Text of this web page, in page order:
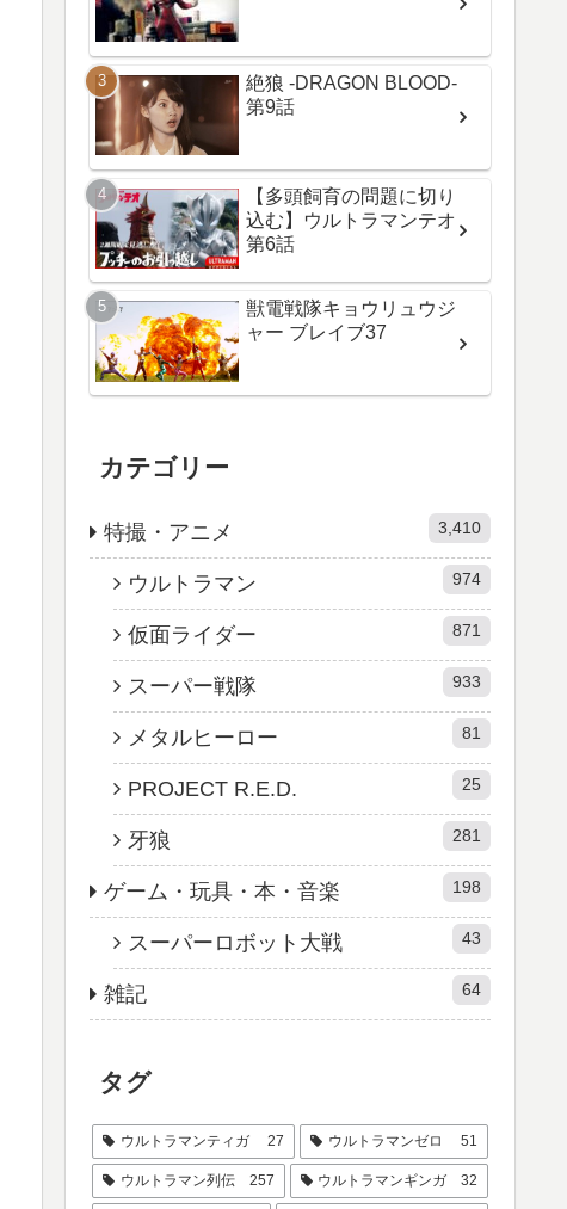
絶狼 -DRAGON BLOOD-
第9話
【多頭飼育の問題に切り
込む】ウルトラマンテオ
第6話
獣電戦隊キョウリュウジ
ャー ブレイブ37
カテゴリー
特撮・アニメ 3,410
ウルトラマン 974
仮面ライダー 871
スーパー戦隊 933
メタルヒーロー 81
PROJECT R.E.D. 25
牙狼 281
ゲーム・玩具・本・音楽 198
スーパーロボット大戦 43
雑記 64
タグ
ウルトラマンティガ 27 ウルトラマンゼロ 51
ウルトラマン列伝 257 ウルトラマンギンガ 32